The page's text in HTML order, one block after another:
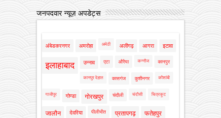
जनपदवार न्यूज़ अपडेट्स
अंबेडकरनगर अमरोहा अमेठी अलीगढ़ आगरा इटावा
इलाहाबाद उन्नाव एटा औरैया कन्नौज कानपुर
कानपुर देहात कासगंज कुशीनगर कौशांबी
गाजीपुर गोण्डा गोरखपुर चंदौली चंदौसी चित्रकूट
जालौन देवरिया पीलीभीत प्रतापगढ़ फतेहपुर